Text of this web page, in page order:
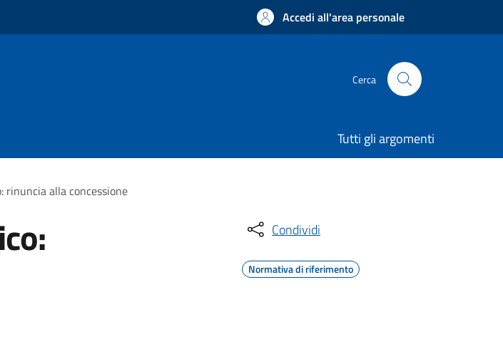
Accedi all'area personale
Cerca
Tutti gli argomenti
rinuncia alla concessione
Condividi
Normativa di riferimento